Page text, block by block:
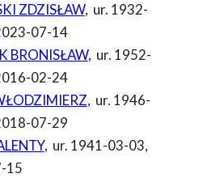
ZDZISŁAW, ur. 1932-
07-14
BRONISŁAW, ur. 1952-
02-24
, ur. 1946-
07-29
, ur. 1941-03-03,
15